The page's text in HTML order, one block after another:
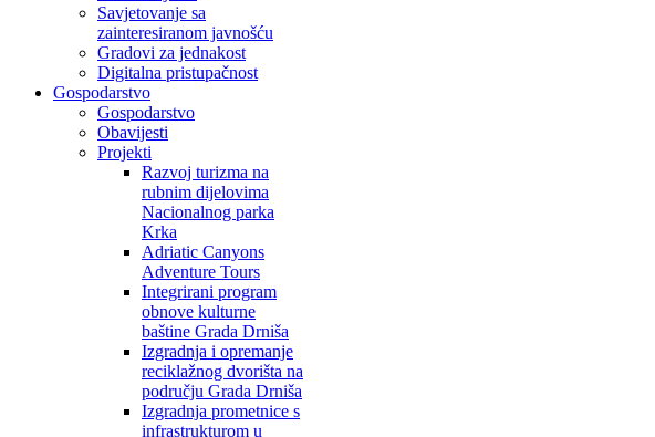
Savjetovanje sa
zainteresiranom javnošću
Gradovi za jednakost
Digitalna pristupačnost
Gospodarstvo
Gospodarstvo
Obavijesti
Projekti
Razvoj turizma na
rubnim dijelovima
Nacionalnog parka
Krka
Adriatic Canyons
Adventure Tours
Integrirani program
obnove kulturne
baštine Grada Drniša
Izgradnja i opremanje
reciklažnog dvorišta na
području Grada Drniša
Izgradnja prometnice s
infrastrukturom u